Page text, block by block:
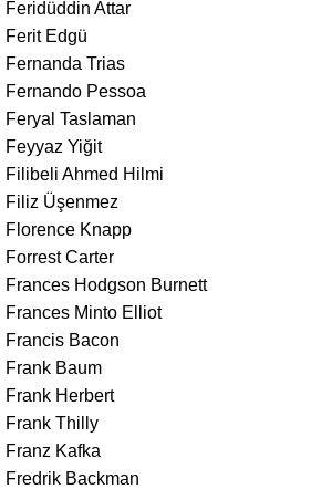
Feridüddin Attar
Ferit Edgü
Fernanda Trias
Fernando Pessoa
Feryal Taslaman
Feyyaz Yiğit
Filibeli Ahmed Hilmi
Filiz Üşenmez
Florence Knapp
Forrest Carter
Frances Hodgson Burnett
Frances Minto Elliot
Francis Bacon
Frank Baum
Frank Herbert
Frank Thilly
Franz Kafka
Fredrik Backman